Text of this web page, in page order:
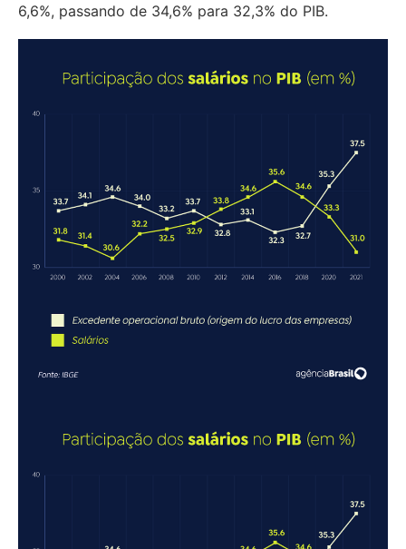
6,6%, passando de 34,6% para 32,3% do PIB.